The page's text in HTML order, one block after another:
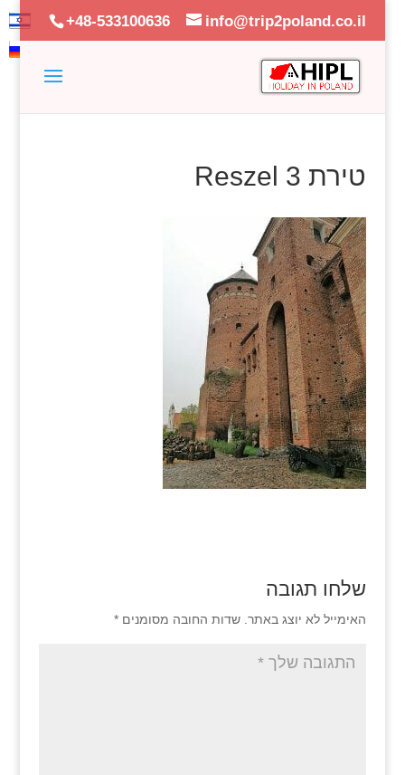
+48-533100636 info@trip2poland.co.il
טירת Reszel 3
שלחו תגובה
האימייל לא יוצג באתר. שדות החובה מסומנים *